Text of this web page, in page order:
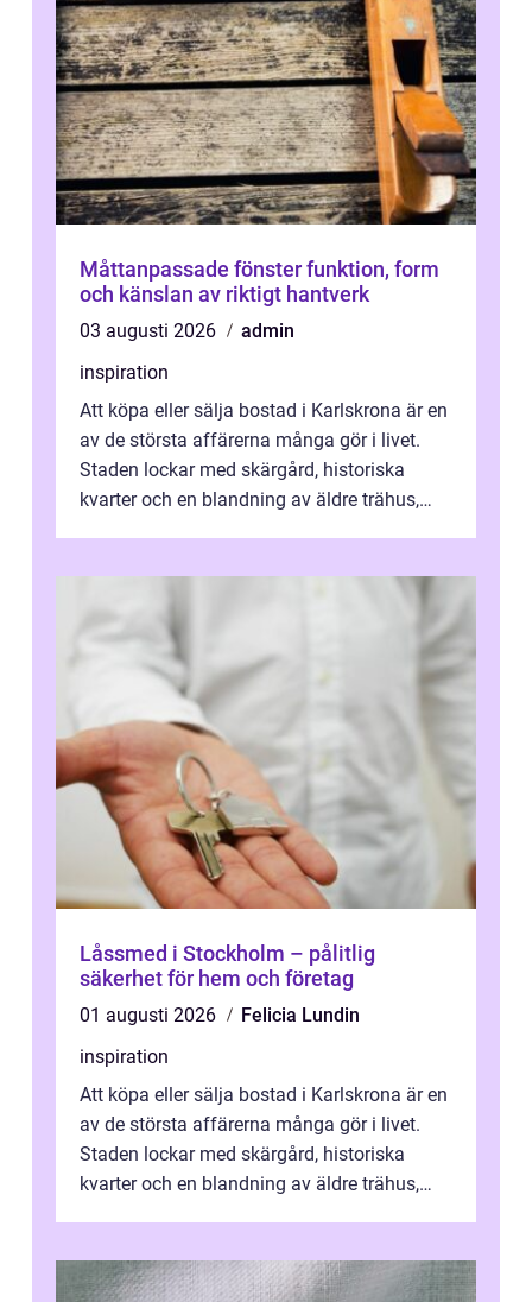
Måttanpassade fönster funktion, form
och känslan av riktigt hantverk
03 augusti 2026
admin
inspiration
Att köpa eller sälja bostad i Karlskrona är en
av de största affärerna många gör i livet.
Staden lockar med skärgård, historiska
kvarter och en blandning av äldre trähus,
Låssmed i Stockholm – pålitlig
säkerhet för hem och företag
01 augusti 2026
Felicia Lundin
inspiration
Att köpa eller sälja bostad i Karlskrona är en
av de största affärerna många gör i livet.
Staden lockar med skärgård, historiska
kvarter och en blandning av äldre trähus,